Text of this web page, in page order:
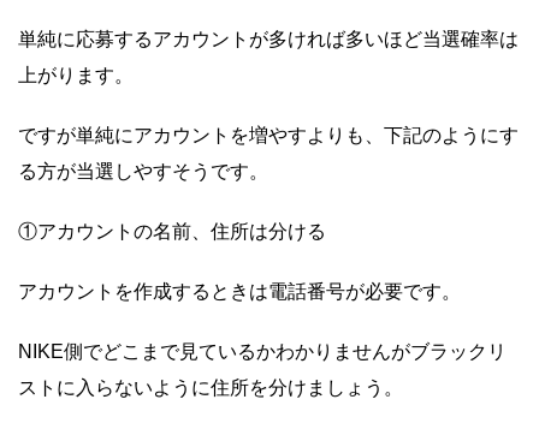
単純に応募するアカウントが多ければ多いほど当選確率は
上がります。
ですが単純にアカウントを増やすよりも、下記のようにす
る方が当選しやすそうです。
①アカウントの名前、住所は分ける
アカウントを作成するときは電話番号が必要です。
NIKE側でどこまで見ているかわかりませんがブラックリ
ストに入らないように住所を分けましょう。